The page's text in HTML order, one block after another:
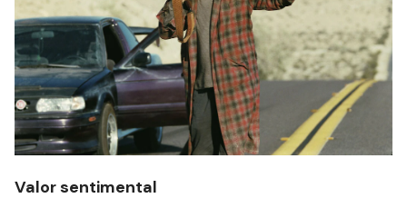
Valor sentimental